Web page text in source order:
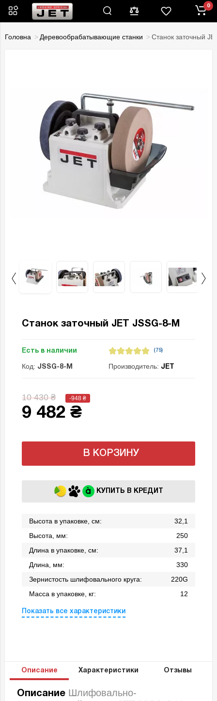
0
Головна Деревообрабатывающие станки Станок заточный
Станок заточный JET JSSG-8-M
Есть в наличии (75)
Код: JSSG-8-M Производитель: JET
10 430 ₴ -948 ₴
9 482 ₴
В КОРЗИНУ
КУПИТЬ В КРЕДИТ
Высота в упаковке, см:
32,1
Высота, мм:
250
Длина в упаковке, см:
37,1
Длина, мм:
330
Зернистость шлифовального круга:
220G
Масса в упаковке, кг:
12
Показать все характеристики
Описание Характеристики Отзывы
Описание Шлифовально-